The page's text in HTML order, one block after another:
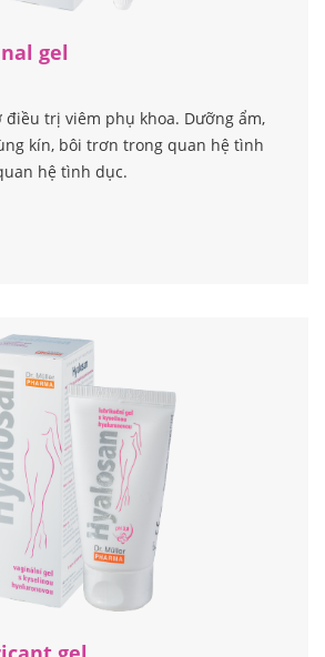
gel
điều trị viêm phụ khoa. Dưỡng ẩm,
kín, bôi trơn trong quan hệ tình
hệ tình dục.